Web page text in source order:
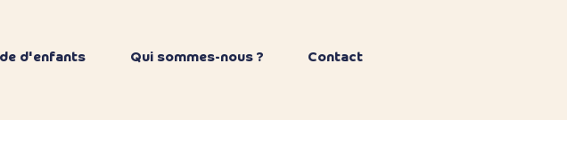
d'enfants Qui sommes-nous ? Contact